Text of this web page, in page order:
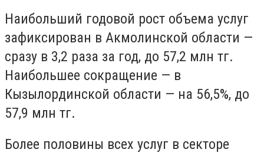
Наибольший годовой рост объема услуг
зафиксирован в Акмолинской области —
сразу в 3,2 раза за год, до 57,2 млн тг.
Наибольшее сокращение — в
Кызылординской области — на 56,5%, до
57,9 млн тг.
Более половины всех услуг в секторе